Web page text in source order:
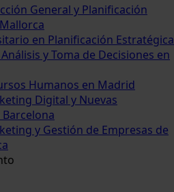
General y Planificación
en Planificación Estratégica
y Toma de Decisiones en
Humanos en Madrid
Digital y Nuevas
y Gestión de Empresas de